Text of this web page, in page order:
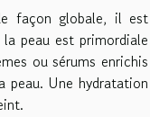
façon globale, il est
peau est primordiale
ou sérums enrichis
peau. Une hydratation